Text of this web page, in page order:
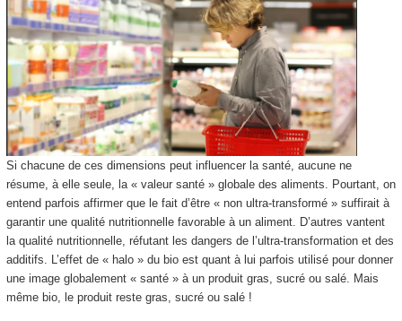
Si chacune de ces dimensions peut influencer la santé, aucune ne
résume, à elle seule, la « valeur santé » globale des aliments. Pourtant, on
entend parfois affirmer que le fait d’être « non ultra-transformé » suffirait à
garantir une qualité nutritionnelle favorable à un aliment. D’autres vantent
la qualité nutritionnelle, réfutant les dangers de l’ultra-transformation et des
additifs. L’effet de « halo » du bio est quant à lui parfois utilisé pour donner
une image globalement « santé » à un produit gras, sucré ou salé. Mais
même bio, le produit reste gras, sucré ou salé !